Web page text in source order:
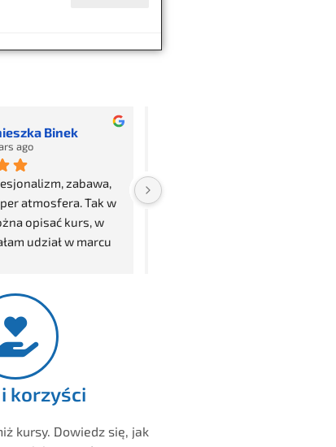
ago
zimowej I
przez
moje oczekiwania.
bardzo dobrze
sposób.
Turystyka zimowa st.I -
korzyści
kursy. Dowiedz się, jak